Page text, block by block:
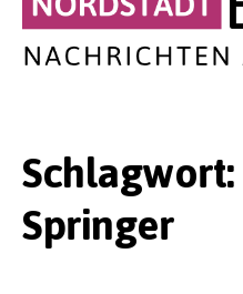
Schlagwort:
Springer